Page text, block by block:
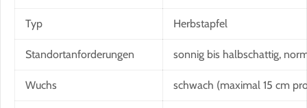
Typ Herbstapfel
Standortanforderungen sonnig bis halbschattig,
Wuchs schwach (maximal 15 cm